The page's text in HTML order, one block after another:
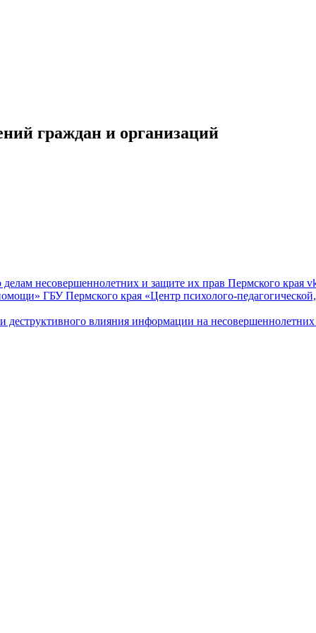
граждан и организаций
несовершеннолетних и защите их прав Пермского края
ГБУ Пермского края «Центр психолого-
деструктивного влияния информации на